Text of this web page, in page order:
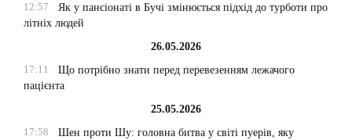
12:57
Як у пансіонаті в Бучі змінюється підхід до турботи про
літніх людей
26.05.2026
17:11
Що потрібно знати перед перевезенням лежачого
пацієнта
25.05.2026
17:58
Шен проти Шу: головна битва у світі пуерів, яку